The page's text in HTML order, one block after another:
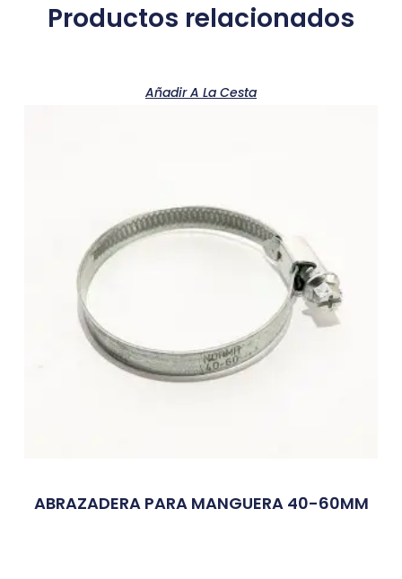
Productos relacionados
Añadir A La Cesta
ABRAZADERA PARA MANGUERA 40-60MM